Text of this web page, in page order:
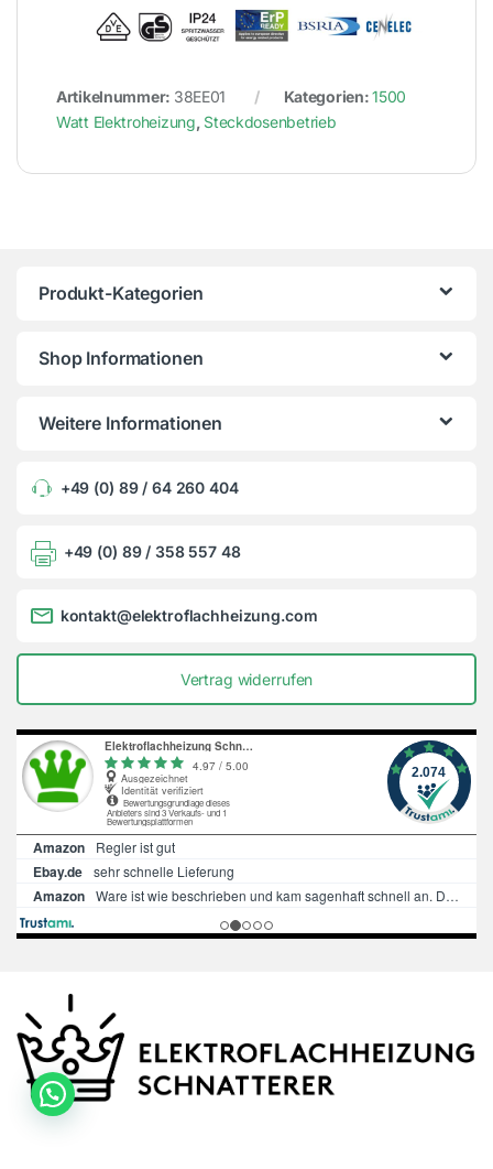
Artikelnummer: 38EE01 Kategorien:1500
Watt Elektroheizung, Steckdosenbetrieb
Produkt-Kategorien
Shop Informationen
Weitere Informationen
+49 (0) 89 / 64 260 404
+49 (0) 89 / 358 557 48
kontakt@elektroflachheizung.com
Vertrag widerrufen